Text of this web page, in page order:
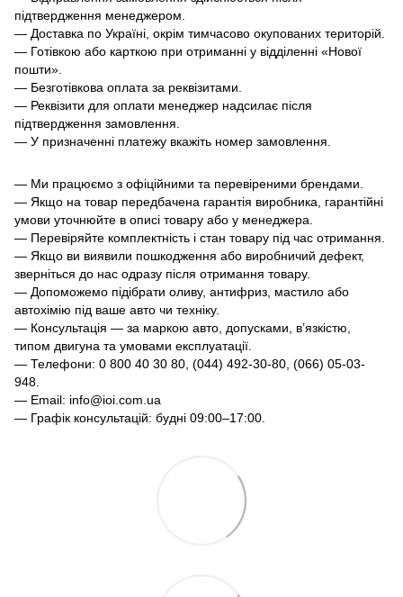
підтвердження менеджером.
— Доставка по Україні, окрім тимчасово окупованих територій.
— Готівкою або карткою при отриманні у відділенні «Нової
пошти».
— Безготівкова оплата за реквізитами.
— Реквізити для оплати менеджер надсилає після
підтвердження замовлення.
— У призначенні платежу вкажіть номер замовлення.
— Ми працюємо з офіційними та перевіреними брендами.
— Якщо на товар передбачена гарантія виробника, гарантійні
умови уточнюйте в описі товару або у менеджера.
— Перевіряйте комплектність і стан товару під час отримання.
— Якщо ви виявили пошкодження або виробничий дефект,
зверніться до нас одразу після отримання товару.
— Допоможемо підібрати оливу, антифриз, мастило або
автохімію під ваше авто чи техніку.
— Консультація — за маркою авто, допусками, в’язкістю,
типом двигуна та умовами експлуатації.
— Телефони: 0 800 40 30 80, (044) 492-30-80, (066) 05-03-
948.
— Email: info@ioi.com.ua
— Графік консультацій: будні 09:00–17:00.